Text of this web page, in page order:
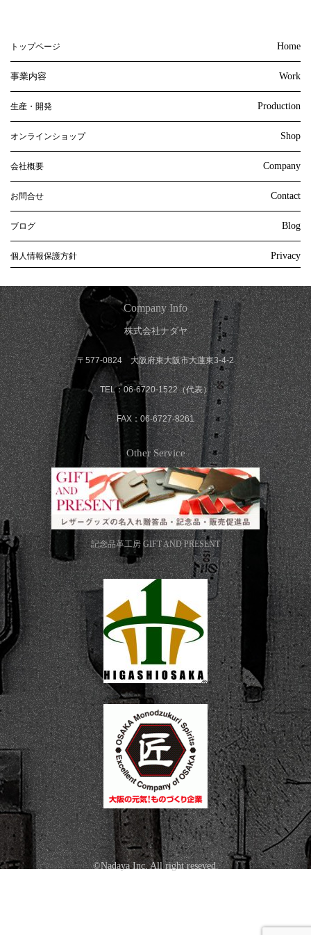
トップページ Home
事業内容 Work
生産・開発 Production
オンラインショップ Shop
会社概要 Company
お問合せ Contact
ブログ Blog
個人情報保護方針 Privacy
Company Info
株式会社ナダヤ
〒577-0824 大阪府東大阪市大蓮東3-4-2
TEL：06-6720-1522（代表）
FAX：06-6727-8261
Other Service
記念品革工房 GIFT AND PRESENT
©Nadaya Inc. All right reseved.